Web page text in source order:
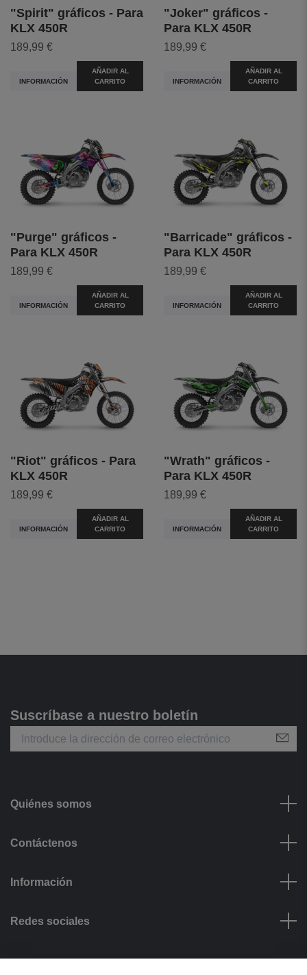
"Spirit" gráficos - Para
KLX 450R
189,99 €
INFORMACIÓN
AÑADIR AL
CARRITO
"Joker" gráficos -
Para KLX 450R
189,99 €
INFORMACIÓN
AÑADIR AL
CARRITO
"Purge" gráficos -
Para KLX 450R
189,99 €
INFORMACIÓN
AÑADIR AL
CARRITO
"Barricade" gráficos -
Para KLX 450R
189,99 €
INFORMACIÓN
AÑADIR AL
CARRITO
"Riot" gráficos - Para
KLX 450R
189,99 €
INFORMACIÓN
AÑADIR AL
CARRITO
"Wrath" gráficos -
Para KLX 450R
189,99 €
INFORMACIÓN
AÑADIR AL
CARRITO
Suscríbase a nuestro boletín
Quiénes somos
Contáctenos
Información
Redes sociales